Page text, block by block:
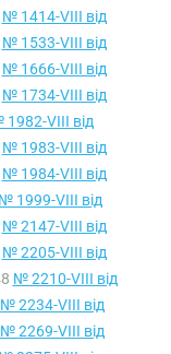
№ 1414-VIII від
№ 1533-VIII від
№ 1666-VIII від
№ 1734-VIII від
VIII від
№ 1983-VIII від
№ 1984-VIII від
№ 1999-VIII від
№ 2147-VIII від
№ 2205-VIII від
№ 2210-VIII від
№ 2234-VIII від
№ 2269-VIII від